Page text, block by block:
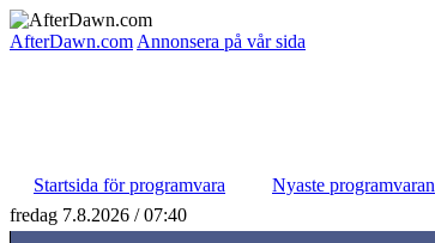
AfterDawn.com Annonsera på vår sida
Startsida för programvara
Nyaste programvaran
fredag 7.8.2026 / 07:40